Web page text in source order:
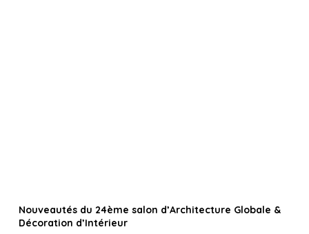
Nouveautés du 24ème salon d’Architecture Globale &
Décoration d’Intérieur